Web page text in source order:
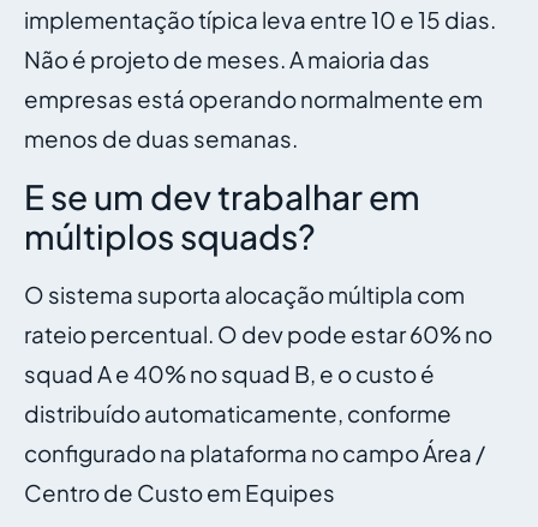
implementação típica leva entre 10 e 15 dias.
Não é projeto de meses. A maioria das
empresas está operando normalmente em
menos de duas semanas.
E se um dev trabalhar em
múltiplos squads?
O sistema suporta alocação múltipla com
rateio percentual. O dev pode estar 60% no
squad A e 40% no squad B, e o custo é
distribuído automaticamente, conforme
configurado na plataforma no campo Área /
Centro de Custo em Equipes